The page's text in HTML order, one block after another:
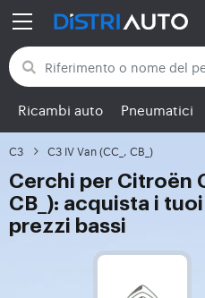
Torna alle categorie
Ricambi auto Pneumatici
C3 C3 IV Van (CC_, CB_)
Cerchi per Citroën
CB_): acquista i
prezzi bassi